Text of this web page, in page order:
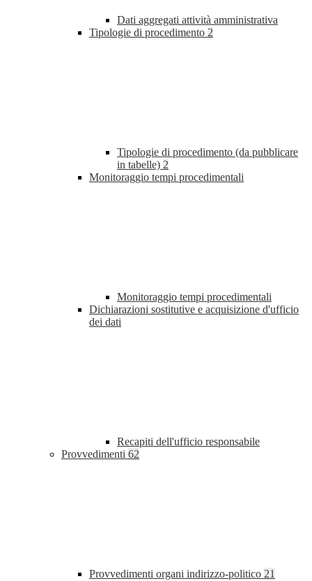
Dati aggregati attività amministrativa
Tipologie di procedimento 2
Tipologie di procedimento (da pubblicare
in tabelle) 2
Monitoraggio tempi procedimentali
Monitoraggio tempi procedimentali
Dichiarazioni sostitutive e acquisizione d'ufficio
dei dati
Recapiti dell'ufficio responsabile
Provvedimenti 62
Provvedimenti organi indirizzo-politico 21